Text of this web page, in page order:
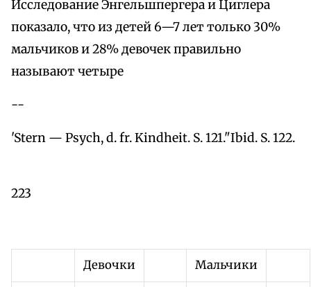
Исследование Энгельшпергера и Циглера
показало, что из детей 6—7 лет только 30%
мальчиков и 28% девочек правильно
называют четыре
--
'Stern — Psych, d. fr. Kindheit. S. 121."Ibid. S. 122.
223
Девочки Мальчики